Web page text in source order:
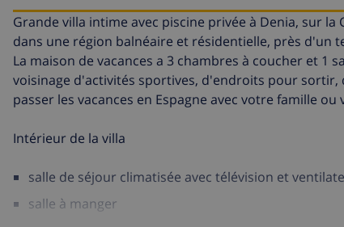
Grande villa intime avec piscine privée à Denia, sur
dans une région balnéaire et résidentielle, près d'un
La maison de vacances a 3 chambres à coucher et 1
voisinage d'activités sportives, d'endroits pour
passer les vacances en Espagne avec votre famille ou
Intérieur de la villa
salle de séjour climatisée avec télévision et
salle à manger